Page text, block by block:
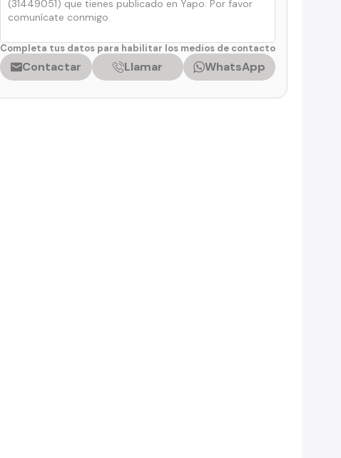
Completa tus datos para habilitar los medios de contacto
Contactar Llamar WhatsApp